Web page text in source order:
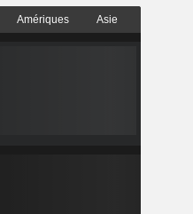
Amériques Asie